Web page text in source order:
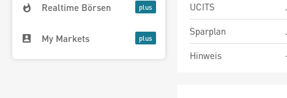
Realtime Börsen
My Markets
UCITS
Sparplan
Hinweis